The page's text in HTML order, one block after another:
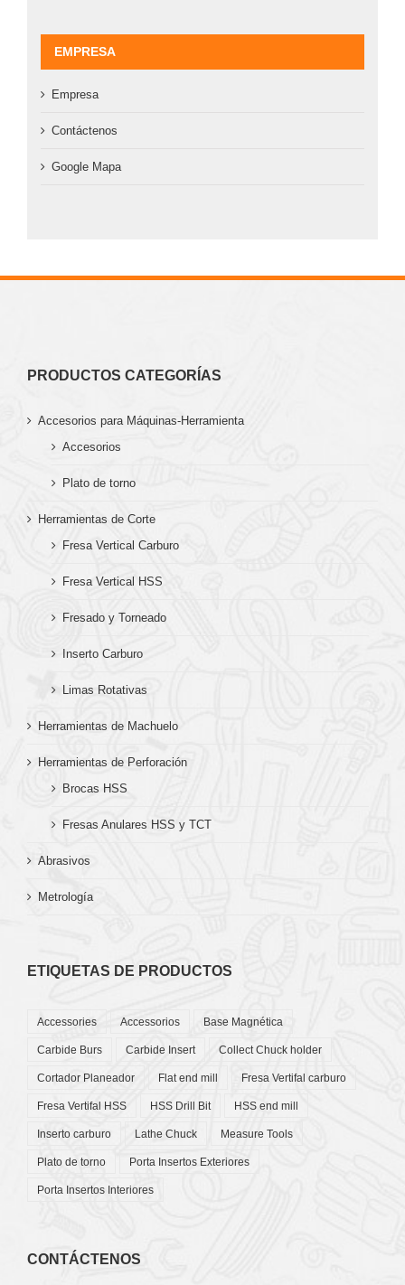
EMPRESA
Empresa
Contáctenos
Google Mapa
PRODUCTOS CATEGORÍAS
Accesorios para Máquinas-Herramienta
Accesorios
Plato de torno
Herramientas de Corte
Fresa Vertical Carburo
Fresa Vertical HSS
Fresado y Torneado
Inserto Carburo
Limas Rotativas
Herramientas de Machuelo
Herramientas de Perforación
Brocas HSS
Fresas Anulares HSS y TCT
Abrasivos
Metrología
ETIQUETAS DE PRODUCTOS
Accessories Accessorios Base Magnética
Carbide Burs Carbide Insert Collect Chuck holder
Cortador Planeador Flat end mill Fresa Vertifal carburo
Fresa Vertifal HSS HSS Drill Bit HSS end mill
Inserto carburo Lathe Chuck Measure Tools
Plato de torno Porta Insertos Exteriores
Porta Insertos Interiores
CONTÁCTENOS